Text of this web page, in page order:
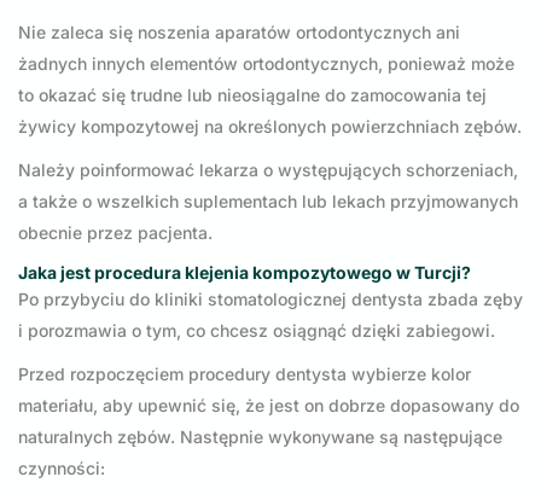
Nie zaleca się noszenia aparatów ortodontycznych ani
żadnych innych elementów ortodontycznych, ponieważ może
to okazać się trudne lub nieosiągalne do zamocowania tej
żywicy kompozytowej na określonych powierzchniach zębów.
Należy poinformować lekarza o występujących schorzeniach,
a także o wszelkich suplementach lub lekach przyjmowanych
obecnie przez pacjenta.
Jaka jest procedura klejenia kompozytowego w Turcji?
Po przybyciu do kliniki stomatologicznej dentysta zbada zęby
i porozmawia o tym, co chcesz osiągnąć dzięki zabiegowi.
Przed rozpoczęciem procedury dentysta wybierze kolor
materiału, aby upewnić się, że jest on dobrze dopasowany do
naturalnych zębów. Następnie wykonywane są następujące
czynności: